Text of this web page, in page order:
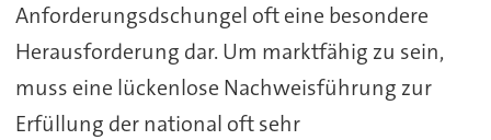
Anforderungsdschungel oft eine besondere
Herausforderung dar. Um marktfähig zu sein,
muss eine lückenlose Nachweisführung zur
Erfüllung der national oft sehr